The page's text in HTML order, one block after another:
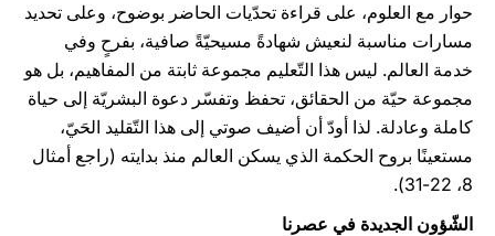
حوار مع العلوم، على قراءة تحدّيات الحاضر بوضوح، وعلى تحديد
مسارات مناسبة لنعيش شهادةً مسيحيّةً صافية، بفرحٍ وفي
خدمة العالم. ليس هذا التّعليم مجموعة ثابتة من المفاهيم، بل هو
مجموعة حيّة من الحقائق، تحفظ وتفسّر دعوة البشريّة إلى حياة
كاملة وعادلة. لذا أودّ أن أضيف صوتي إلى هذا التّقليد الحَيّ،
مستعينًا بروح الحكمة الذي يسكن العالم منذ بدايته (راجع أمثال
8، 22-31).
الشّؤون الجديدة في عصرنا